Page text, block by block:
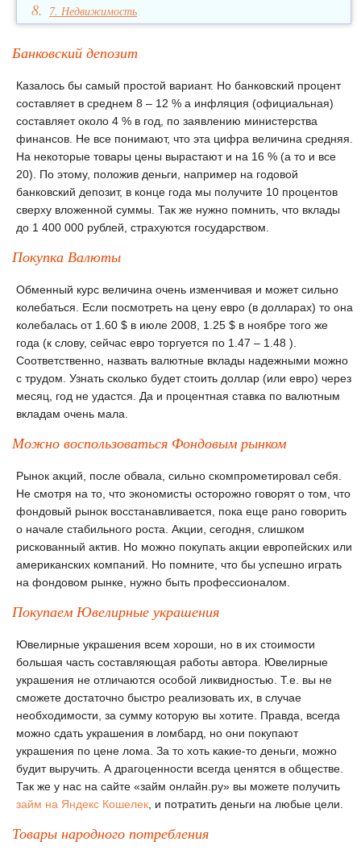
7. Недвижимость
Банковский депозит
Казалось бы самый простой вариант. Но банковский процент
составляет в среднем 8 – 12 % а инфляция (официальная)
составляет около 4 % в год, по заявлению министерства
финансов. Не все понимают, что эта цифра величина средняя.
На некоторые товары цены вырастают и на 16 % (а то и все
20). По этому, положив деньги, например на годовой
банковский депозит, в конце года мы получите 10 процентов
сверху вложенной суммы. Так же нужно помнить, что вклады
до 1 400 000 рублей, страхуются государством.
Покупка Валюты
Обменный курс величина очень изменчивая и может сильно
колебаться. Если посмотреть на цену евро (в долларах) то она
колебалась от 1.60 $ в июле 2008, 1.25 $ в ноябре того же
года (к слову, сейчас евро торгуется по 1.47 – 1.48 ).
Соответственно, назвать валютные вклады надежными можно
с трудом. Узнать сколько будет стоить доллар (или евро) через
месяц, год не удастся. Да и процентная ставка по валютным
вкладам очень мала.
Можно воспользоваться Фондовым рынком
Рынок акций, после обвала, сильно скомпрометировал себя.
Не смотря на то, что экономисты осторожно говорят о том, что
фондовый рынок восстанавливается, пока еще рано говорить
о начале стабильного роста. Акции, сегодня, слишком
рискованный актив. Но можно покупать акции европейских или
американских компаний. Но помните, что бы успешно играть
на фондовом рынке, нужно быть профессионалом.
Покупаем Ювелирные украшения
Ювелирные украшения всем хороши, но в их стоимости
большая часть составляющая работы автора. Ювелирные
украшения не отличаются особой ликвидностью. Т.е. вы не
сможете достаточно быстро реализовать их, в случае
необходимости, за сумму которую вы хотите. Правда, всегда
можно сдать украшения в ломбард, но они покупают
украшения по цене лома. За то хоть какие-то деньги, можно
будит выручить. А драгоценности всегда ценятся в обществе.
Так же у нас на сайте «займ онлайн.ру» вы можете получить
займ на Яндекс Кошелек , и потратить деньги на любые цели.
Товары народного потребления